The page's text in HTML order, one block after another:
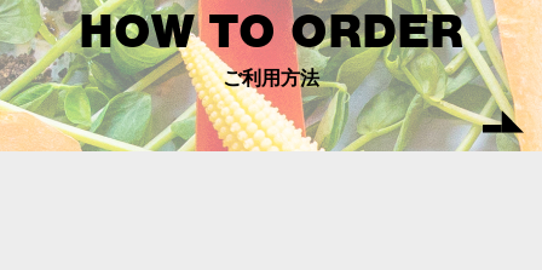
HOW TO ORDER
ご利用方法